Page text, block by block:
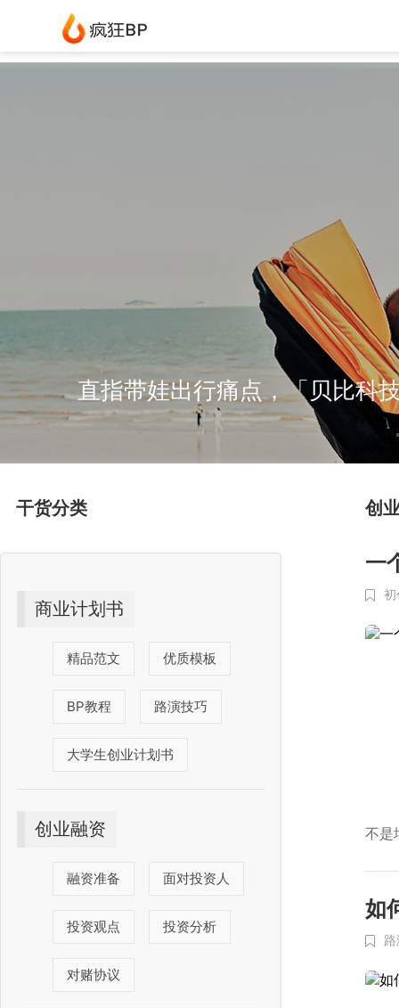
直指带娃出行痛点，「贝比科
干货分类
商业计划书
精品范文 优质模板
BP教程 路演技巧
大学生创业计划书
创业融资
融资准备 面对投资人
投资观点 投资分析
对赌协议
创
一
初
不是
如